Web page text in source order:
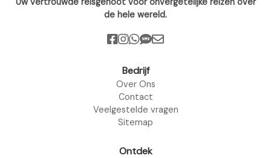
de hele wereld.
Bedrijf
Over Ons
Contact
Veelgestelde vragen
Sitemap
Ontdek